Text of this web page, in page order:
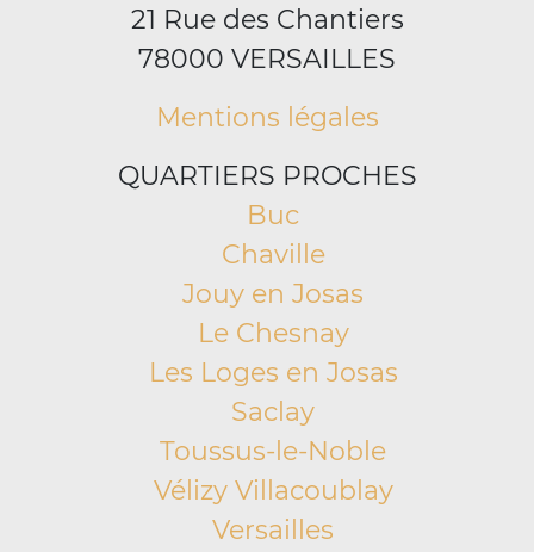
21 Rue des Chantiers
78000 VERSAILLES
Mentions légales
QUARTIERS PROCHES
Buc
Chaville
Jouy en Josas
Le Chesnay
Les Loges en Josas
Saclay
Toussus-le-Noble
Vélizy Villacoublay
Versailles